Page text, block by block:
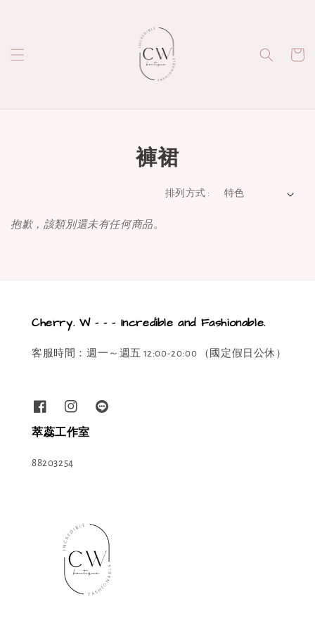
褲裙
排列方式 :
抱歉，該類別還未有任何商品。
Cherry. W - - - Incredible and Fashionable.
客服時間：週一～週五 12:00-20:00 （國定假日公休）
萃蕊工作室
88203254